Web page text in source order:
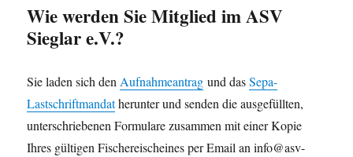
Wie werden Sie Mitglied im ASV
Sieglar e.V.?
Sie laden sich denAufnahmeantrag und dasSepa-
Lastschriftmandatherunter und senden die ausgefüllten,
unterschriebenen Formulare zusammen mit einer Kopie
Ihres gültigen Fischereischeines per Email an info@asv-